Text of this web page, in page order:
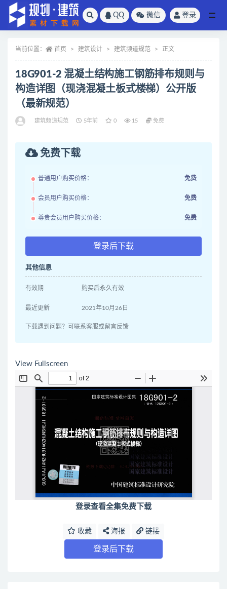
QQ 微信 登录
当前位置： 首页 建筑设计 建筑频道规范 正文
18G901-2 混凝土结构施工钢筋排布规则与
构造详图（现浇混凝土板式楼梯）公开版
（最新规范）
建筑频道规范 5年前 0 15 免费
免费下载
普通用户购买价格： 免费
会员用户购买价格： 免费
尊贵会员用户购买价格： 免费
登录后下载
其他信息
有效期 购买后永久有效
最近更新 2021年10月26日
下载遇到问题？可联系客服或留言反馈
View Fullscreen
登录查看全集免费下载
收藏 海报 链接
登录后下载
全部